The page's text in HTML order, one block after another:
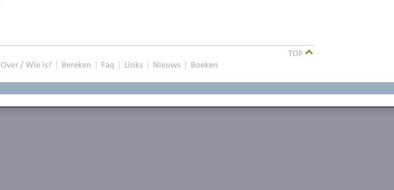
TOP
Over / Wie is? | Bereken | Faq | Links | Nieuws | Boeken